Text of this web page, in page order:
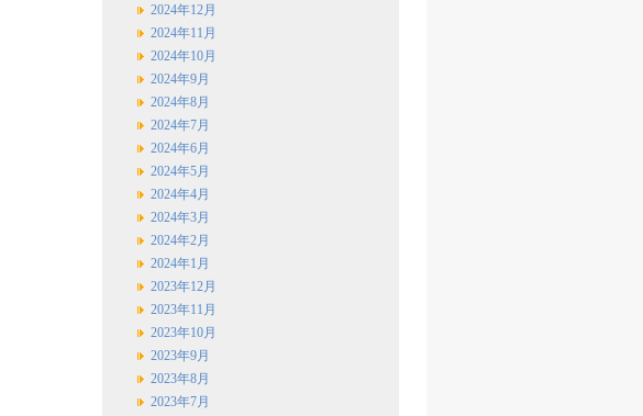
2024年12月
2024年11月
2024年10月
2024年9月
2024年8月
2024年7月
2024年6月
2024年5月
2024年4月
2024年3月
2024年2月
2024年1月
2023年12月
2023年11月
2023年10月
2023年9月
2023年8月
2023年7月